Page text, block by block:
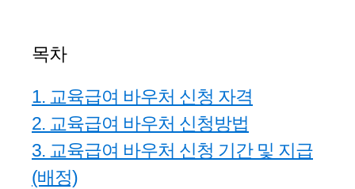
목차
1. 교육급여 바우처 신청 자격
2. 교육급여 바우처 신청방법
3. 교육급여 바우처 신청 기간 및 지급
(배정)